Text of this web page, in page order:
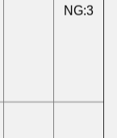
STAINI